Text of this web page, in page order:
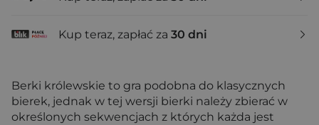
Kup teraz, zapłać za 30 dni
Berki królewskie to gra podobna do klasycznych
bierek, jednak w tej wersji bierki należy zbierać w
określonych sekwencjach z których każda jest